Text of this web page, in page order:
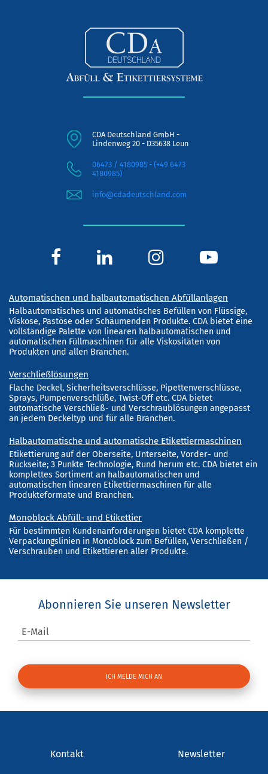
CDA Deutschland GmbH -
Lindenweg 20 - D35638 Leun
06473 / 4180985 - (+49 6473
4180985)
info@cdadeutschland.com
Automatischen und halbautomatischen Abfüllanlagen
Halbautomatisches und automatisches Befüllen von Flüssige,
Viskose, Pastöse oder Schäumenden Produkte. CDA bietet eine
vollständige Palette von linearen halbautomatischen und
automatischen Füllmaschinen für alle Viskositäten von
Produkten und allen Branchen.
Verschließlösungen
Flache Deckel, Sicherheitsverschlüsse, Pipettenverschlüsse,
Sprays, Pumpenverschlüße, Twist-Off etc. CDA bietet
automatische Verschließ- und Verschraublösungen angepasst
an jedem Deckeltyp und für alle Branchen.
Halbautomatische und automatische Etikettiermaschinen
Etikettierung auf der Oberseite, Unterseite, Vorder- und
Rückseite; 3 Punkte Technologie, Rund herum etc. CDA bietet ein
komplettes Sortiment an halbautomatischen und
automatischen linearen Etikettiermaschinen für alle
Produkteformate und Branchen.
Monoblock Abfüll- und Etikettier
Für bestimmten Kundenanforderungen bietet CDA komplette
Verpackungslinien in Monoblock zum Befüllen, Verschließen /
Verschrauben und Etikettieren aller Produkte.
Abonnieren Sie unseren Newsletter
E-Mail
Kontakt Newsletter